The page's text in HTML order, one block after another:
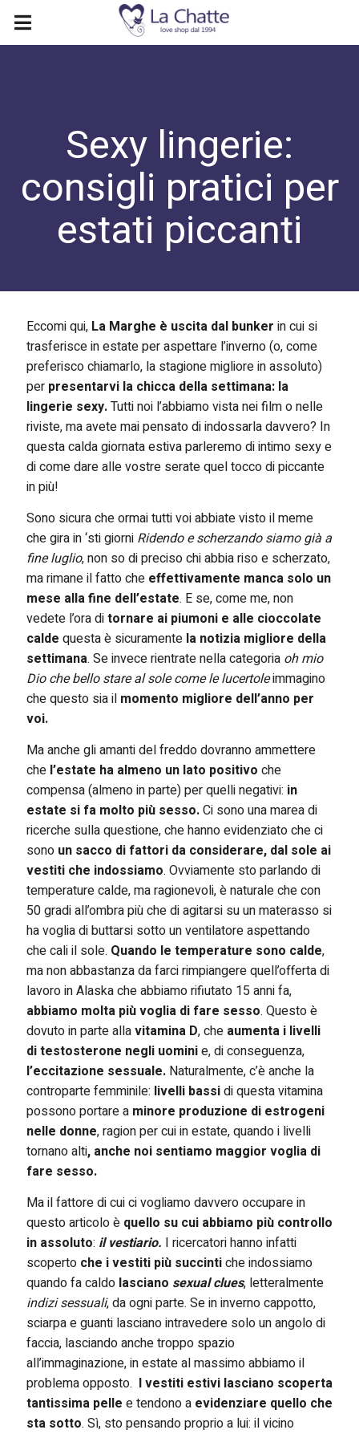
Sexy lingerie:
consigli pratici per
estati piccanti
Eccomi qui, La Marghe è uscita dal bunker in cui si
trasferisce in estate per aspettare l’inverno (o, come
preferisco chiamarlo, la stagione migliore in assoluto)
per presentarvi la chicca della settimana: la
lingerie sexy.Tutti noi l’abbiamo vista nei film o nelle
riviste, ma avete mai pensato di indossarla davvero? In
questa calda giornata estiva parleremo di intimo sexy e
di come dare alle vostre serate quel tocco di piccante
in più!
Sono sicura che ormai tutti voi abbiate visto il meme
che gira in ‘sti giorni Ridendo e scherzando siamo già a
fine luglio, non so di preciso chi abbia riso e scherzato,
ma rimane il fatto che effettivamente manca solo un
mese alla fine dell’estate. E se, come me, non
vedete l’ora ditornare ai piumoni e alle cioccolate
calde questa è sicuramente la notizia migliore della
settimana. Se invece rientrate nella categoria oh mio
Dio che bello stare al sole come le lucertoleimmagino
che questo sia il momento migliore dell’anno per
voi.
Ma anche gli amanti del freddo dovranno ammettere
che l’estate ha almeno un lato positivo che
compensa (almeno in parte) per quelli negativi: in
estate si fa molto più sesso.Ci sono una marea di
ricerche sulla questione, che hanno evidenziato che ci
sono un sacco di fattori da considerare, dal sole ai
vestiti che indossiamo. Ovviamente sto parlando di
temperature calde, ma ragionevoli, è naturale che con
50 gradi all’ombra più che di agitarsi su un materasso si
ha voglia di buttarsi sotto un ventilatore aspettando
che cali il sole. Quando le temperature sono calde,
ma non abbastanza da farci rimpiangere quell’offerta di
lavoro in Alaska che abbiamo rifiutato 15 anni fa,
abbiamo molta più voglia di fare sesso. Questo è
dovuto in parte allavitamina D, che aumenta i livelli
di testosterone negli uominie, di conseguenza,
l’eccitazione sessuale.Naturalmente, c’è anche la
controparte femminile: livelli bassidi questa vitamina
possono portare a minore produzione di estrogeni
nelle donne, ragion per cui in estate, quando i livelli
tornano alti, anche noi sentiamo maggior voglia di
fare sesso.
Ma il fattore di cui ci vogliamo davvero occupare in
questo articolo è quello su cui abbiamo più controllo
in assoluto: il vestiario. I ricercatori hanno infatti
scoperto che i vestiti più succintiche indossiamo
quando fa caldo lasciano sexual clues, letteralmente
indizi sessuali, da ogni parte. Se in inverno cappotto,
sciarpa e guanti lasciano intravedere solo un angolo di
faccia, lasciando anche troppo spazio
all’immaginazione, in estate al massimo abbiamo il
problema opposto. I vestiti estivi lasciano scoperta
tantissima pelle e tendono a evidenziare quello che
sta sotto. Sì, sto pensando proprio a lui: il vicino